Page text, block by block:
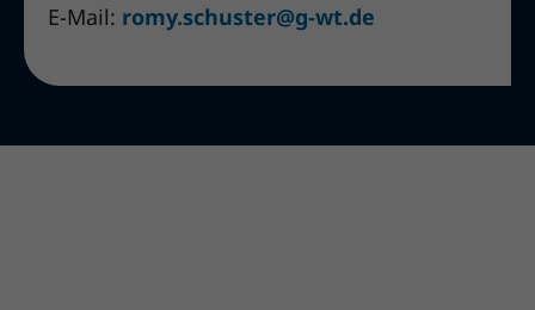
E-Mail: romy.schuster@g-wt.de